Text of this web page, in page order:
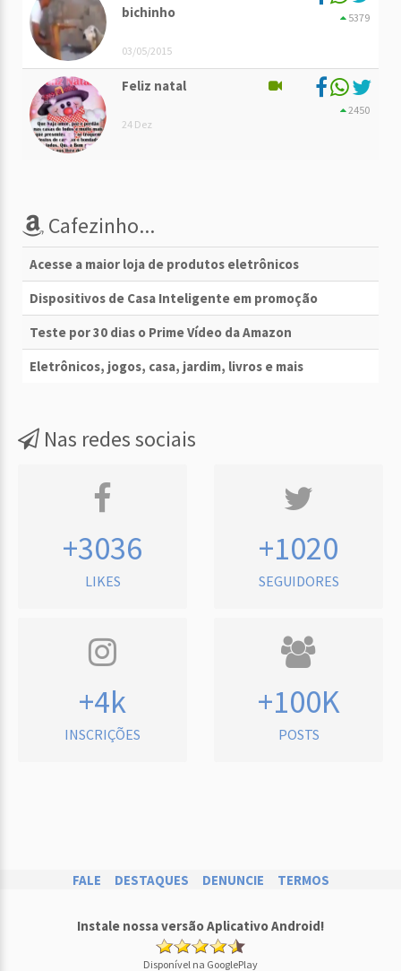
bichinho
03/05/2015
5379
Feliz natal
24 Dez
2450
Cafezinho...
Acesse a maior loja de produtos eletrônicos
Dispositivos de Casa Inteligente em promoção
Teste por 30 dias o Prime Vídeo da Amazon
Eletrônicos, jogos, casa, jardim, livros e mais
Nas redes sociais
+3036
LIKES
+1020
SEGUIDORES
+4k
INSCRIÇÕES
+100K
POSTS
FALE DESTAQUES DENUNCIE TERMOS
Instale nossa versão Aplicativo Android!
Disponível na GooglePlay